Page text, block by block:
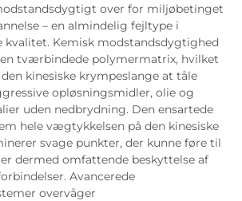
over for miljøbetinget
– en almindelig fejltype i
kvalitet. Kemisk modstandsdygtighed
tværbindede polymermatrix, hvilket
kinesiske krympeslange at tåle
opløsningsmidler, olie og
uden nedbrydning. Den ensartede
hele vægtykkelsen på den kinesiske
svage punkter, der kunne føre til
dermed omfattende beskyttelse af
Avancerede
overvåger